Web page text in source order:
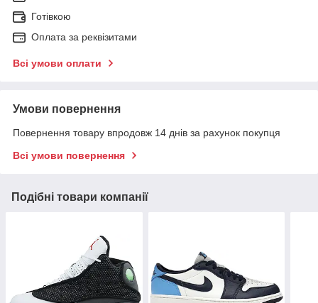
Готівкою
Оплата за реквізитами
Всі умови оплати
Умови повернення
Повернення товару впродовж 14 днів за рахунок покупця
Всі умови повернення
Подібні товари компанії